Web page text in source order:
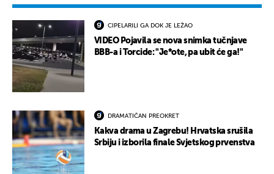
CIPELARILI GA DOK JE LEŽAO
VIDEO Pojavila se nova snimka tučnjave
BBB-a i Torcide: "Je*ote, pa ubit će ga!"
DRAMATIČAN PREOKRET
Kakva drama u Zagrebu! Hrvatska srušila
Srbiju i izborila finale Svjetskog prvenstva